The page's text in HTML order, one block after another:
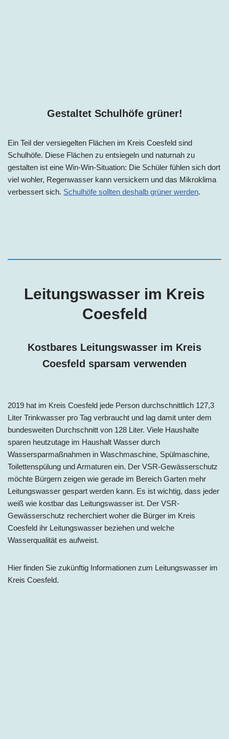
Gestaltet Schulhöfe grüner!
Ein Teil der versiegelten Flächen im Kreis Coesfeld sind
Schulhöfe. Diese Flächen zu entsiegeln und naturnah zu
gestalten ist eine Win-Win-Situation: Die Schüler fühlen sich dort
viel wohler, Regenwasser kann versickern und das Mikroklima
verbessert sich. Schulhöfe sollten deshalb grüner werden.
Leitungswasser im Kreis
Coesfeld
Kostbares Leitungswasser im Kreis
Coesfeld sparsam verwenden
2019 hat im Kreis Coesfeld jede Person durchschnittlich 127,3
Liter Trinkwasser pro Tag verbraucht und lag damit unter dem
bundesweiten Durchschnitt von 128 Liter. Viele Haushalte
sparen heutzutage im Haushalt Wasser durch
Wassersparmaßnahmen in Waschmaschine, Spülmaschine,
Toilettenspülung und Armaturen ein. Der VSR-Gewässerschutz
möchte Bürgern zeigen wie gerade im Bereich Garten mehr
Leitungswasser gespart werden kann. Es ist wichtig, dass jeder
weiß wie kostbar das Leitungswasser ist. Der VSR-
Gewässerschutz recherchiert woher die Bürger im Kreis
Coesfeld ihr Leitungswasser beziehen und welche
Wasserqualität es aufweist.
Hier finden Sie zukünftig Informationen zum Leitungswasser im
Kreis Coesfeld.